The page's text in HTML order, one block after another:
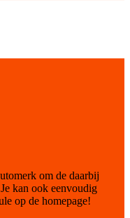
om de daarbij
kan ook eenvoudig
op de homepage!